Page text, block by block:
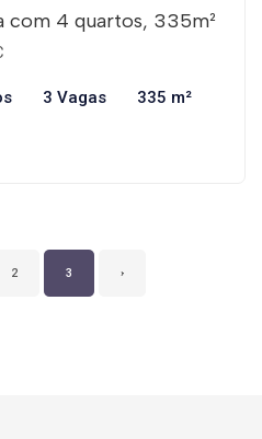
com 4 quartos, 335m²
3 Vagas 335 m²
2 3 ›